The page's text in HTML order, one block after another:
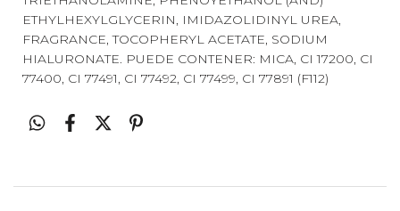
ETHYLHEXYLGLYCERIN, IMIDAZOLIDINYL UREA,
FRAGRANCE, TOCOPHERYL ACETATE, SODIUM
HIALURONATE. PUEDE CONTENER: MICA, CI 17200, CI
77400, CI 77491, CI 77492, CI 77499, CI 77891 (F112)